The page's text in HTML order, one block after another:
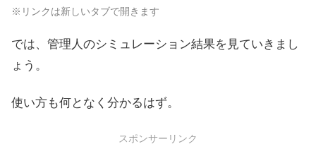
※リンクは新しいタブで開きます
では、管理人のシミュレーション結果を見ていきまし
ょう。
使い方も何となく分かるはず。
スポンサーリンク